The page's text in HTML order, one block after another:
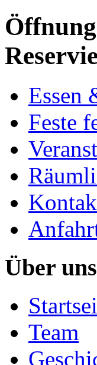
Essen
Feste
Über uns
Team